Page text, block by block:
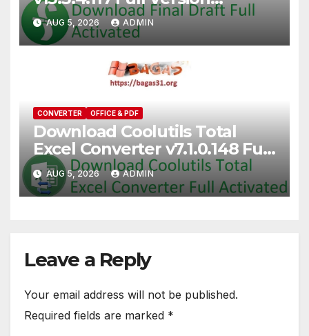
Terbaru [2026]
AUG 5, 2026 ADMIN
CONVERTER OFFICE & PDF
Download Coolutils Total
Excel Converter v7.1.0.148 Full
Activated [2026]
AUG 5, 2026 ADMIN
Leave a Reply
Your email address will not be published.
Required fields are marked *